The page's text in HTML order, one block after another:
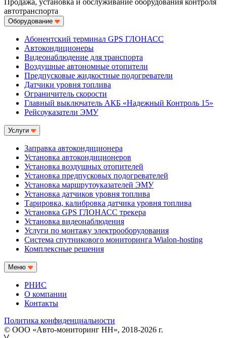
Продажа, установка и обслуживание оборудования контроля
автотранспорта
Оборудование
Абонентский терминал GPS ГЛОНАСС
Автокондиционеры
Видеонаблюдение для транспорта
Воздушные автономные отопители
Предпусковые жидкостные подогреватели
Датчики уровня топлива
Ограничитель скорости
Главный выключатель АКБ «Надежный Контроль 15»
Рейсоуказатели ЭМУ
Услуги
Заправка автокондиционера
Установка автокондиционеров
Установка воздушных отопителей
Установка предпусковых подогревателей
Установка маршрутоуказателей ЭМУ
Установка датчиков уровня топлива
Тарировка, калибровка датчика уровня топлива
Установка GPS ГЛОНАСС трекера
Установка видеонаблюдения
Услуги по монтажу электрооборудования
Система спутникового мониторинга Wialon-hosting
Комплексные решения
Меню
РНИС
О компании
Контакты
Политика конфиденциальности
© ООО «Авто-мониторинг НН», 2018-2026 г.